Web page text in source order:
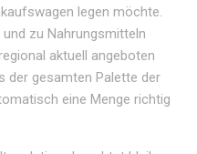
legen möchte.
zu Nahrungsmitteln
aktuell angeboten
der gesamten Palette der
eine Menge richtig